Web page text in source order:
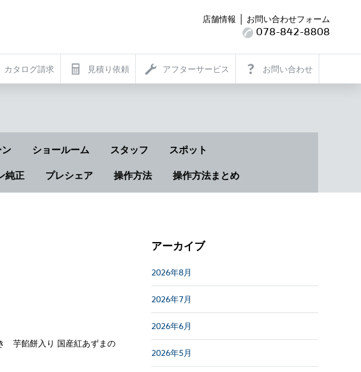
カタログ請求 見積り依頼 アフターサービス お問い合わせ
店舗情報 ｜ お問い合わせフォーム
078-842-8808
ショールーム スタッフ スポット
純正 プレシェア 操作方法 操作方法まとめ
芋餡餅入り 国産紅あずまの
アーカイブ
2026年8月
2026年7月
2026年6月
2026年5月